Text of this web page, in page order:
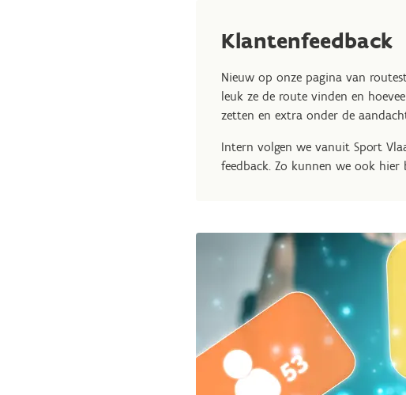
Klantenfeedback
Nieuw op onze pagina van
leuk ze de route vinden en
zetten en extra onder de
Intern volgen we vanuit Sport
feedback. Zo kunnen we ook